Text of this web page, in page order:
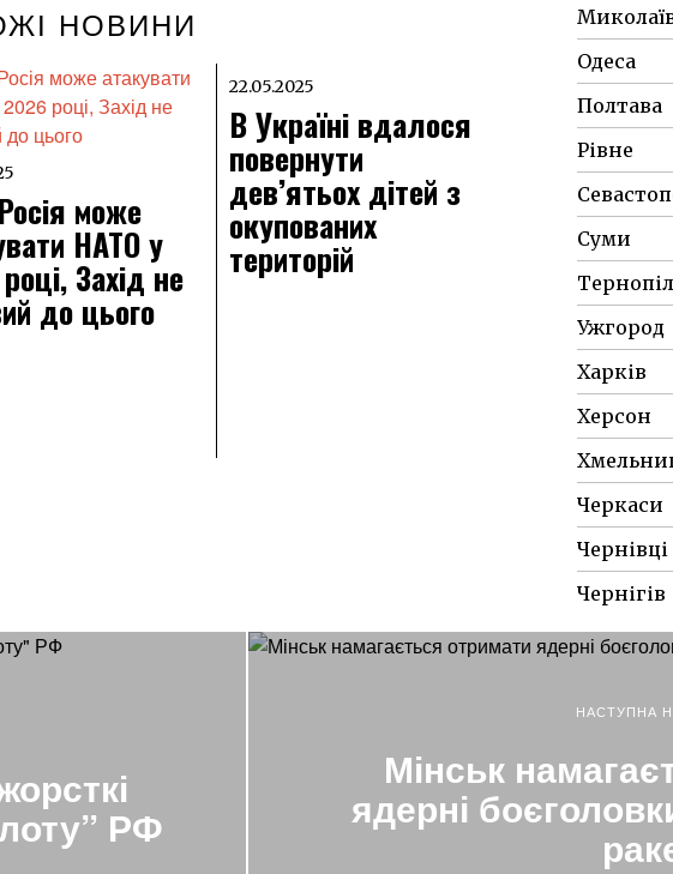
НОВИНИ
може
НАТО у
Захід не
до цього
22.05.2025
В Україні вдалося
повернути
дев’ятьох дітей з
окупованих
територій
Одеса
Полтава
Рівне
Суми
Ужгород
Харків
Херсон
Черкаси
Чернівці
Чернігів
РФ
НАСТУПНА
Мінськ
ядерні